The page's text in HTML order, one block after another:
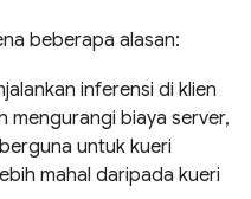
beberapa alasan:
inferensi di klien
mengurangi biaya server,
untuk kueri
mahal daripada kueri